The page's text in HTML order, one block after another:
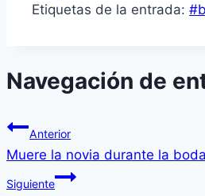
Etiquetas de la entrada: #
Navegación de
Anterior
Muere la novia durante la
Siguiente